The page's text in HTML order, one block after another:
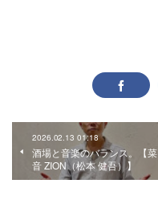
2026.02.13 01:18
酒場と音楽のバランス。【菜
音 ZION（松本 健吾）】